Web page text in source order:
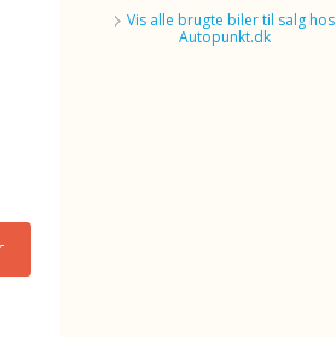
Vis alle brugte biler til salg hos
Autopunkt.dk